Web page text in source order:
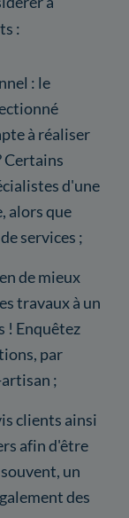
:
: le
à réaliser
Certains
d'une
alors que
services ;
de mieux
travaux à un
! Enquêtez
par
;
clients ainsi
afin d'être
un
des